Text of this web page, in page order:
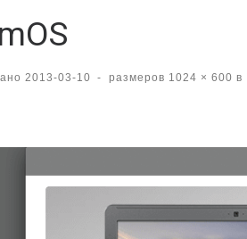
2013-03-10 - размеров 1024 × 600 в
по изображениям